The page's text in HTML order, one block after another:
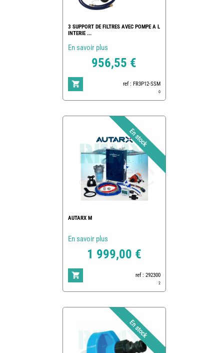
3 SUPPORT DE FILTRES AVEC POMPE A L
INTERIE ...
En savoir plus
956,55 €
ref : FR3P12-SSM
0
AUTARX M
En savoir plus
1 999,00 €
ref : 292300
2